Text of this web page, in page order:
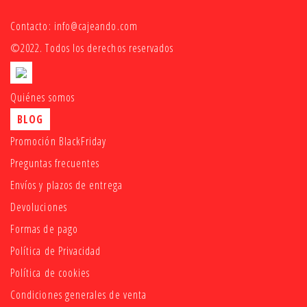
Contacto: info@cajeando.com
©2022. Todos los derechos reservados
Quiénes somos
BLOG
Promoción BlackFriday
Preguntas frecuentes
Envíos y plazos de entrega
Devoluciones
Formas de pago
Política de Privacidad
Política de cookies
Condiciones generales de venta